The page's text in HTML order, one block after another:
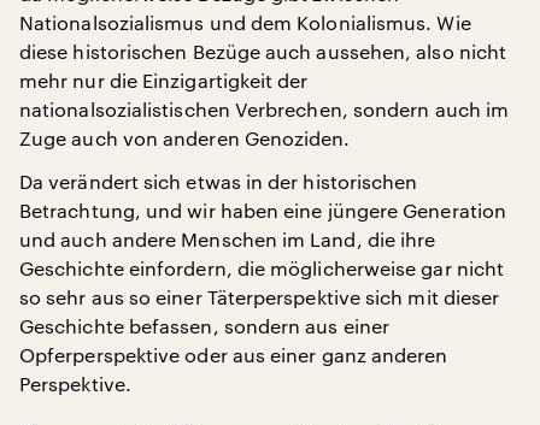
Nationalsozialismus und dem Kolonialismus. Wie
diese historischen Bezüge auch aussehen, also nicht
mehr nur die Einzigartigkeit der
nationalsozialistischen Verbrechen, sondern auch im
Zuge auch von anderen Genoziden.
Da verändert sich etwas in der historischen
Betrachtung, und wir haben eine jüngere Generation
und auch andere Menschen im Land, die ihre
Geschichte einfordern, die möglicherweise gar nicht
so sehr aus so einer Täterperspektive sich mit dieser
Geschichte befassen, sondern aus einer
Opferperspektive oder aus einer ganz anderen
Perspektive.